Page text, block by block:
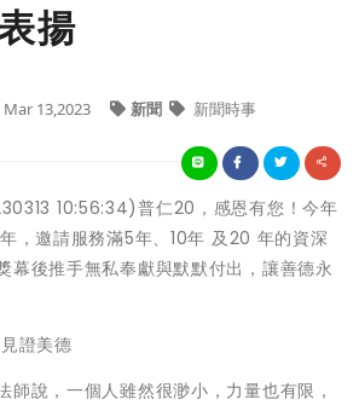
揚
Mar 13,2023 新聞 新聞時事
10:56:34)普仁20，感恩有您！今年
，邀請服務滿5年、10年 及20 年的資深
幕後推手無私奉獻與默默付出，讓善德永
證美德
師說，一個人雖然很渺小，力量也有限，